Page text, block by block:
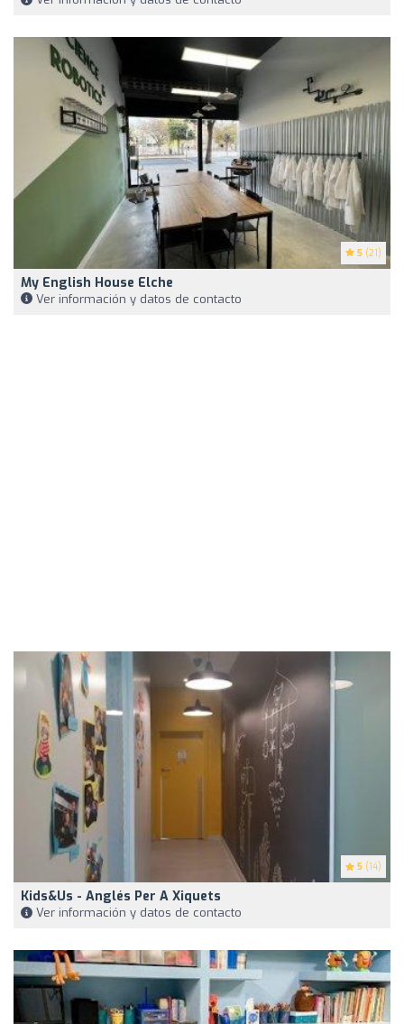
5 (21)
My English House Elche
Ver información y datos de contacto
5 (14)
Kids&Us - Anglés Per A Xiquets
Ver información y datos de contacto